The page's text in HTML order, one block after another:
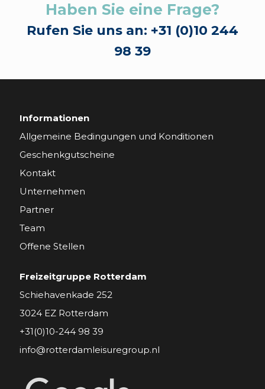
Haben Sie eine Frage?
Rufen Sie uns an: +31 (0)10 244
98 39
Informationen
Allgemeine Bedingungen und Konditionen
Geschenkgutscheine
Kontakt
Unternehmen
Partner
Team
Offene Stellen
Freizeitgruppe Rotterdam
Schiehavenkade 252
3024 EZ Rotterdam
+31(0)10-244 98 39
info@rotterdamleisuregroup.nl